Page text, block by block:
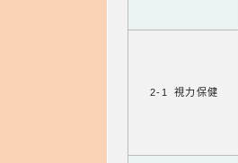
2-1 視力保健